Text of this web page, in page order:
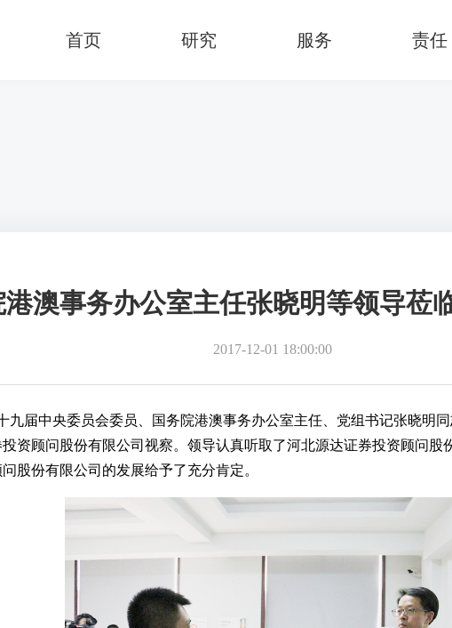
首页 研究 服务 责任
港澳事务办公室主任张晓明等领导莅
2017-12-01 18:00:00
九届中央委员会委员、国务院港澳事务办公室主任、党组书记张晓明
资顾问股份有限公司视察。领导认真听取了河北源达证券投资顾问
股份有限公司的发展给予了充分肯定。